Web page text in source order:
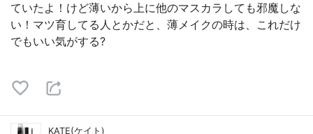
ていたよ！けど薄いから上に他のマスカラしても邪魔しな
い！マツ育してる人とかだと、薄メイクの時は、これだけ
でもいい気がする?
KATE(ケイト)